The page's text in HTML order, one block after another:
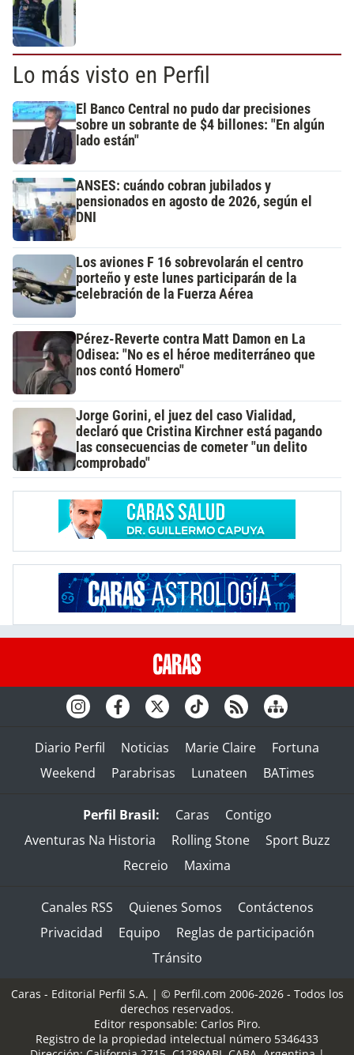
Lo más visto en Perfil
El Banco Central no pudo dar precisiones
sobre un sobrante de $4 billones: "En algún
lado están"
ANSES: cuándo cobran jubilados y
pensionados en agosto de 2026, según el
DNI
Los aviones F 16 sobrevolarán el centro
porteño y este lunes participarán de la
celebración de la Fuerza Aérea
Pérez-Reverte contra Matt Damon en La
Odisea: "No es el héroe mediterráneo que
nos contó Homero"
Jorge Gorini, el juez del caso Vialidad,
declaró que Cristina Kirchner está pagando
las consecuencias de cometer "un delito
comprobado"
Diario Perfil Noticias Marie Claire
Fortuna
Weekend
Parabrisas Lunateen BATimes
Perfil Brasil: Caras
Contigo
Aventuras Na Historia
Rolling Stone
Sport Buzz
Recreio
Maxima
Canales RSS Quienes Somos
Contáctenos
Privacidad
Equipo
Reglas de participación
Tránsito
Caras - Editorial Perfil S.A. | © Perfil.com 2006-2026 - Todos los
derechos reservados.
Editor responsable: Carlos Piro.
Registro de la propiedad intelectual número 5346433